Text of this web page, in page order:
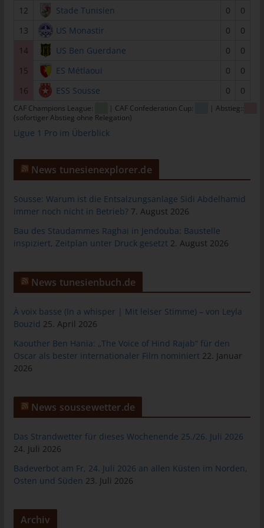
12
Stade Tunisien 0
0
13
US Monastir 0
0
14
US Ben Guerdane 0
0
15
ES Métlaoui 0
0
16
ESS Sousse 0 0
CAF Champions League: | CAF Confederation Cup:
| Abstieg::
(sofortiger Abstieg ohne Relegation)
Ligue 1 Pro im Überblick
News tunesienexplorer.de
Sousse: Warum ist die Entsalzungsanlage Sidi Abdelhamid
immer noch nicht in Betrieb? 7. August 2026
Bau des Staudammes Raghai in Jendouba: Baustelle
inspiziert, Zeitplan unter Druck gesetzt 2. August 2026
News tunesienbuch.de
À voix basse (In a whisper | Mit leiser Stimme) – von Leyla
Bouzid 25. April 2026
Kaouther Ben Hania: „The Voice of Hind Rajab“ für den
Oscar als bester internationaler Film nominiert 22. Januar
2026
News soussewetter.de
Das Strandwetter für dieses Wochenende 25./26. Juli 2026
24. Juli 2026
Badeverbot am Fr, 24. Juli 2026 an allen Küsten im Norden,
Osten und Süden 23. Juli 2026
Archiv
tunesienfussball.de
Uwe Wassenberg
Rue 2 Mars
4022 Akouda - Tunesien
Telefon: +216 216 16 616
E-Mail:
Cookies
Textdateien, welche über einen Internetbrowser auf einem
Computersystem abgelegt und gespeichert werden.
Zahlreiche Internetseiten und Server verwenden Cookies. Viele
Cookies enthalten eine sogenannte Cookie-ID. Eine Cookie-ID
ist eine eindeutige Kennung des Cookies. Sie besteht aus einer
Zeichenfolge, durch welche Internetseiten und Server dem
besuchten Internetseiten und Servern, den individuellen
Browser der betroffenen Person von anderen Internetbrowsern,
Internetbrowser kann über die eindeutige Cookie-ID
wiedererkannt und identifiziert werden.
Durch den Einsatz von Cookies kann den Nutzern dieser
Internetseite nutzerfreundlichere Services bereitstellen, die ohne
die Cookie-Setzung nicht möglich wären.
auf unserer Internetseite im Sinne des Benutzers optimiert
werden. Cookies ermöglichen uns, wie bereits erwähnt, die
Benutzer unserer Internetseite wiederzuerkennen. Zweck dieser
Wiedererkennung ist es, den Nutzern die Verwendung unserer
Cookies verwendet, muss beispielsweise nicht bei jedem
Besuch der Internetseite erneut seine Zugangsdaten eingeben,
Computersystem des Benutzers abgelegten Cookie
übernommen wird. Ein weiteres Beispiel ist das Cookie eines